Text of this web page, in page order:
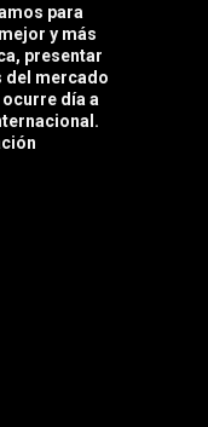
para
y más
presentar
del mercado
día a